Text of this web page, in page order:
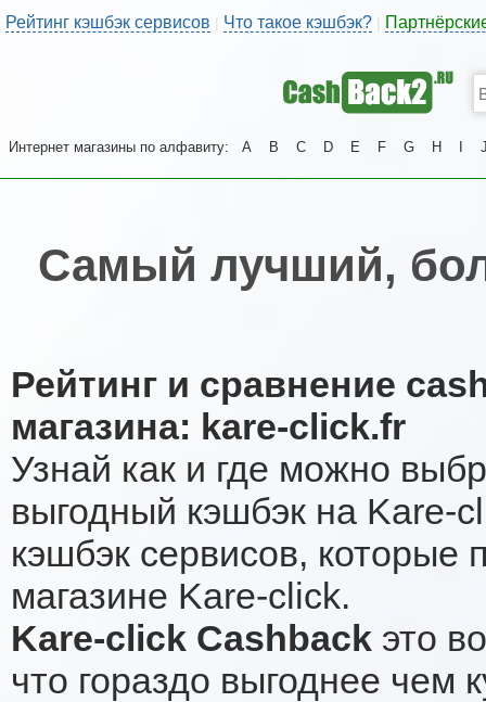
Рейтинг кэшбэк сервисов | Что такое кэшбэк?
Интернет магазины по алфавиту: A B C D E F G H
Самый лучший,
Рейтинг и сравнение
магазина: kare-click.fr
Узнай как и где можно
выгодный кэшбэк на Kare-
кэшбэк сервисов, которые
магазине Kare-click.
Kare-click Cashback это
что гораздо выгоднее чем